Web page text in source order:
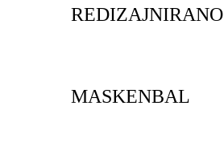
REDIZAJNIRANO
MASKENBAL